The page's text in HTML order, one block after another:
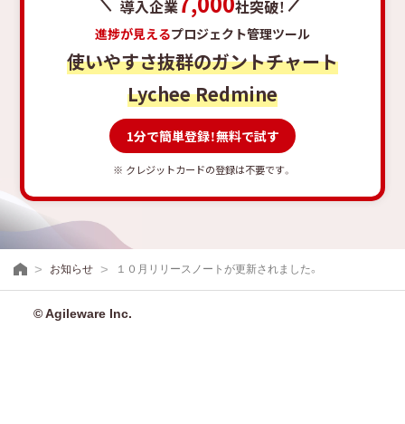
導入企業 社突破！
進捗が見えるプロジェクト管理ツール
使いやすさ抜群のガントチャート
Lychee Redmine
1分で簡単登録！無料で試す
※ クレジットカードの登録は不要です。
お知らせ １０月リリースノートが更新されました。
© Agileware Inc.